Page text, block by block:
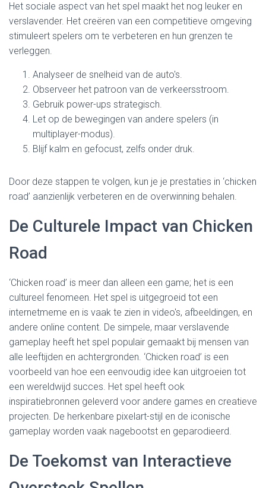
Het sociale aspect van het spel maakt het nog leuker en
verslavender. Het creëren van een competitieve omgeving
stimuleert spelers om te verbeteren en hun grenzen te
verleggen.
Analyseer de snelheid van de auto's.
Observeer het patroon van de verkeersstroom.
Gebruik power-ups strategisch.
Let op de bewegingen van andere spelers (in
multiplayer-modus).
Blijf kalm en gefocust, zelfs onder druk.
Door deze stappen te volgen, kun je je prestaties in ‘chicken
road’ aanzienlijk verbeteren en de overwinning behalen.
De Culturele Impact van Chicken
Road
‘Chicken road’ is meer dan alleen een game; het is een
cultureel fenomeen. Het spel is uitgegroeid tot een
internetmeme en is vaak te zien in video's, afbeeldingen, en
andere online content. De simpele, maar verslavende
gameplay heeft het spel populair gemaakt bij mensen van
alle leeftijden en achtergronden. ‘Chicken road’ is een
voorbeeld van hoe een eenvoudig idee kan uitgroeien tot
een wereldwijd succes. Het spel heeft ook
inspiratiebronnen geleverd voor andere games en creatieve
projecten. De herkenbare pixelart-stijl en de iconische
gameplay worden vaak nagebootst en geparodieerd.
De Toekomst van Interactieve